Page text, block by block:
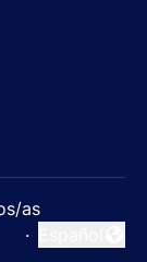
as
·
Cambiar